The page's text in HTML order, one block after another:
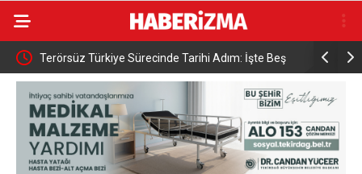
Terörsüz Türkiye Sürecinde Tarihi Adım: İşte Beş
Aşamalı Yol Haritası ve İnfaz Detayları
Bakan
araya